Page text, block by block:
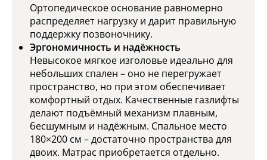
Ортопедическое основание равномерно
распределяет нагрузку и дарит правильную
поддержку позвоночнику.
Эргономичность и надёжность
Невысокое мягкое изголовье идеально для
небольших спален – оно не перегружает
пространство, но при этом обеспечивает
комфортный отдых. Качественные газлифты
делают подъёмный механизм плавным,
бесшумным и надёжным. Спальное место
180×200 см – достаточно пространства для
двоих. Матрас приобретается отдельно.